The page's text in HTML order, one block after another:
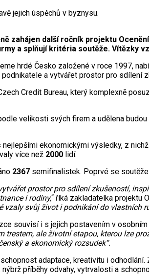
jejich úspěchů v byznysu.
zahájen další ročník projektu
a splňují kritéria soutěže. Vítězky
hrdé Česko založené v roce 1997,
a vytvářet prostor pro sdílení
Credit Bureau, který komplexně
velikosti svých firem a udělena
ekonomickými výsledky, z nichž
více než 2000 lidí.
2367 semifinalistek. Poprvé se
prostor pro sdílení zkušeností,
i rodiny,“ říká zakladatelka projektu
svůj život i podnikání do vlastních
souvisí i s jejich postavením v osobním
ale životní etapou, kterou lze
a ekonomický rozsudek“.
adaptace, kreativitu i
příběhy odvahy, vytrvalosti a